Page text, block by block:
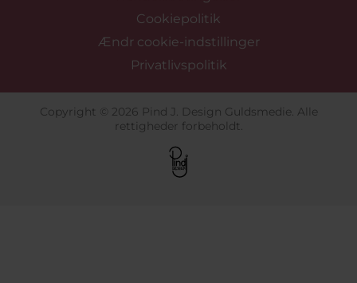
Cookiepolitik
Ændr cookie-indstillinger
Privatlivspolitik
Copyright © 2026 Pind J. Design Guldsmedie. Alle
rettigheder forbeholdt.